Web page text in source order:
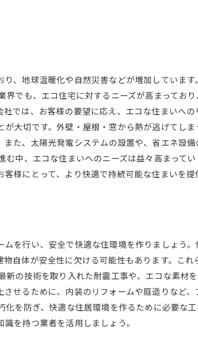
、地球温暖化や自然災害などが増加していま
界でも、エコ住宅に対するニーズが高まってお
では、お客様の要望に応え、エコな住まいへ
大切です。外壁・屋根・窓から熱が逃げてし
た、太陽光発電システムの設置や、省エネ設
む中、エコな住まいへのニーズは益々高まって
様にとって、より快適で持続可能な住まいを提
を行い、安全で快適な住環境を作りましょう
自体が安全性に欠ける可能性もあります。こ
新の技術を取り入れた耐震工事や、エコな素材
せるために、内装のリフォームや庭造りなど
化を防ぎ、快適な住居環境を作るために必要な
を持つ業者を活用しましょう。